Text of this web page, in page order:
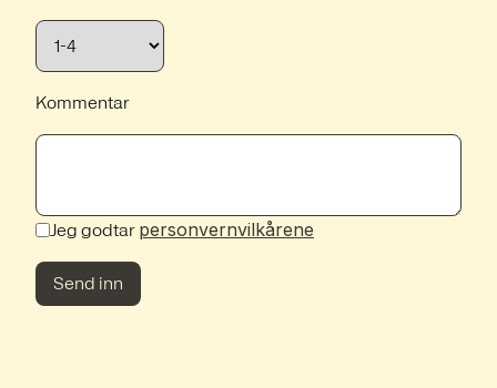
Kommentar
Jeg godtar personvernvilkårene
Send inn